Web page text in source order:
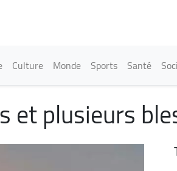
Culture Monde Sports Santé
plusieurs